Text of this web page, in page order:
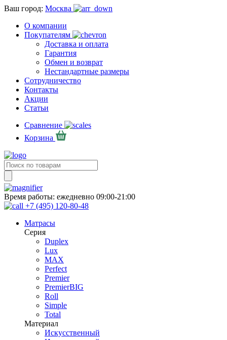
Ваш город: Москва
О компании
Покупателям
Доставка и оплата
Гарантия
Обмен и возврат
Нестандартные размеры
Сотрудничество
Контакты
Акции
Статьи
Сравнение
Корзина
Время работы: ежедневно 09:00-21:00
+7 (495) 120-80-48
Матрасы
Серия
Duplex
Lux
MAX
Perfect
Premier
PremierBIG
Roll
Simple
Total
Материал
Искусственный